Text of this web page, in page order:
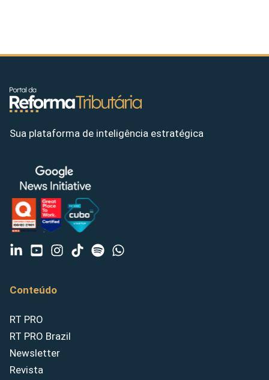
Sua plataforma de inteligência estratégica
Conteúdo
RT PRO
RT PRO Brazil
Newsletter
Revista